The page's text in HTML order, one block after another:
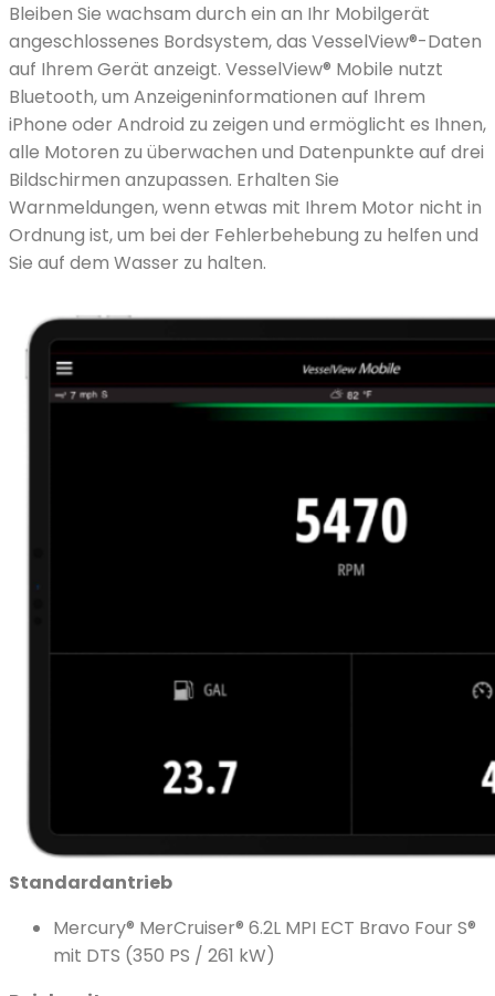
Bleiben Sie wachsam durch ein an Ihr Mobilgerät
angeschlossenes Bordsystem, das VesselView®-Daten
auf Ihrem Gerät anzeigt. VesselView® Mobile nutzt
Bluetooth, um Anzeigeninformationen auf Ihrem
iPhone oder Android zu zeigen und ermöglicht es Ihnen,
alle Motoren zu überwachen und Datenpunkte auf drei
Bildschirmen anzupassen. Erhalten Sie
Warnmeldungen, wenn etwas mit Ihrem Motor nicht in
Ordnung ist, um bei der Fehlerbehebung zu helfen und
Sie auf dem Wasser zu halten.
Standardantrieb
Mercury® MerCruiser® 6.2L MPI ECT Bravo Four S®
mit DTS (350 PS / 261 kW)